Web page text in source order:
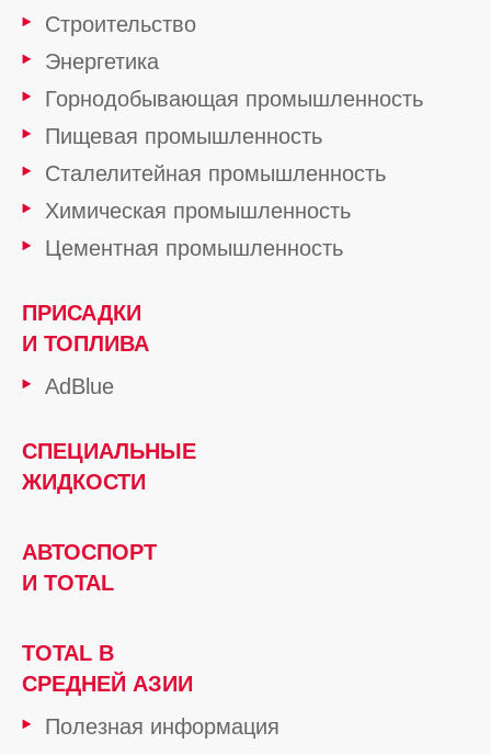
Строительство
Энергетика
Горнодобывающая промышленность
Пищевая промышленность
Сталелитейная промышленность
Химическая промышленность
Цементная промышленность
ПРИСАДКИ
И ТОПЛИВА
AdBlue
СПЕЦИАЛЬНЫЕ
ЖИДКОСТИ
АВТОСПОРТ
И TOTAL
TOTAL В
СРЕДНЕЙ АЗИИ
Полезная информация